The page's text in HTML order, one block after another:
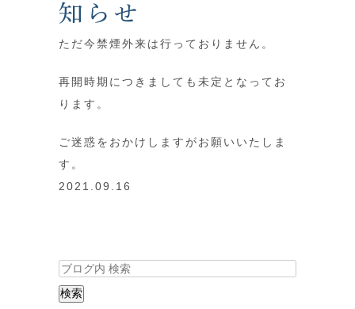
知らせ
ただ今禁煙外来は行っておりません。
再開時期につきましても未定となってお
ります。
ご迷惑をおかけしますがお願いいたしま
す。
2021.09.16